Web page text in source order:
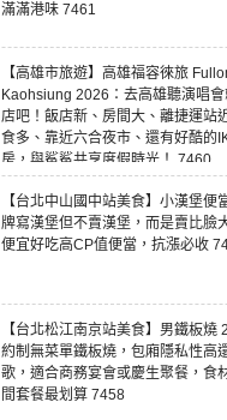
滿滿港味 7461
【高雄市旅遊】高雄福容徠旅
Kaohsiung 2026：去高雄聽演唱
店吧！飯店新、房間大、離捷運站
食多、靠近六合夜市、還有好酷的
房，與鯊鯊共享度假時光！ 7460
【台北中山國中站美食】小漢堡便
牌寫漢堡但不賣漢堡，而是賣比臉
便宜好吃高CP值便當，抗漲必收
【台北松江南京站美食】男鐵板燒
約制無菜單鐵板燒，包廂隱私性高
歌，適合商務宴會或慶生聚餐，食
間套餐最划算 7458